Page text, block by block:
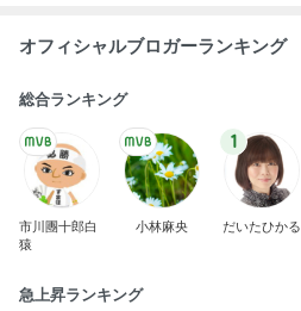
オフィシャルブロガーランキング
総合ランキング
市川團十郎白
猿
小林麻央
1
だいたひかる
急上昇ランキング